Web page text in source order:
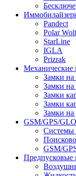
Pandect
Polar
StarLine
IGLA
Prizrak
Механические
Замки на
Замки
Замки
Замки
Замки на
GSM/GPS/
GSM/
Предпусковые